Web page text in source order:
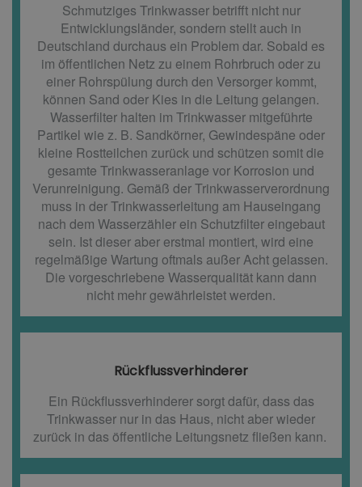
Schmutziges Trinkwasser betrifft nicht nur
Entwicklungsländer, sondern stellt auch in
Deutschland durchaus ein Problem dar. Sobald es
im öffentlichen Netz zu einem Rohrbruch oder zu
einer Rohrspülung durch den Versorger kommt,
können Sand oder Kies in die Leitung gelangen.
Wasserfilter halten im Trinkwasser mitgeführte
Partikel wie z. B. Sandkörner, Gewindespäne oder
kleine Rostteilchen zurück und schützen somit die
gesamte Trinkwasseranlage vor Korrosion und
Verunreinigung. Gemäß der Trinkwasserverordnung
muss in der Trinkwasserleitung am Hauseingang
nach dem Wasserzähler ein Schutzfilter eingebaut
sein. Ist dieser aber erstmal montiert, wird eine
regelmäßige Wartung oftmals außer Acht gelassen.
Die vorgeschriebene Wasserqualität kann dann
nicht mehr gewährleistet werden.
Rückflussverhinderer​
Ein Rückflussverhinderer sorgt dafür, dass das
Trinkwasser nur in das Haus, nicht aber wieder
zurück in das öffentliche Leitungsnetz fließen kann.